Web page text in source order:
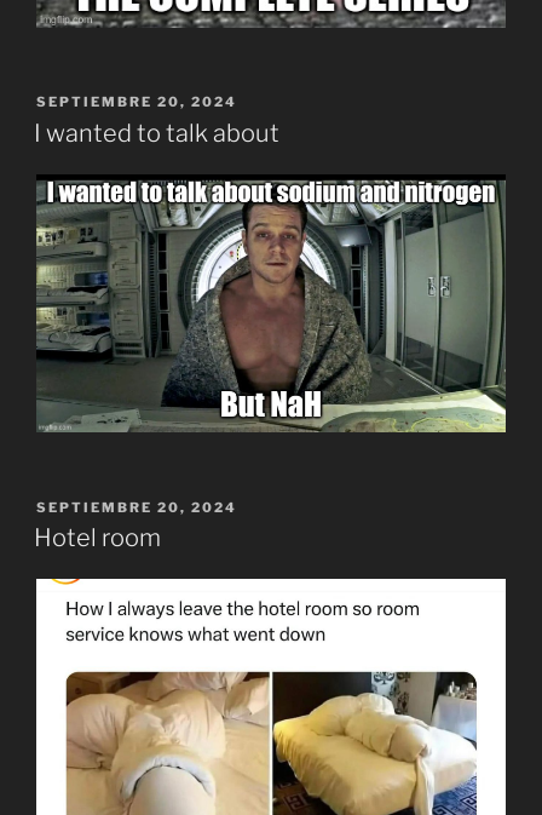
PUBLICADO
EL
SEPTIEMBRE 20, 2024
I wanted to talk about
PUBLICADO
EL
SEPTIEMBRE 20, 2024
Hotel room